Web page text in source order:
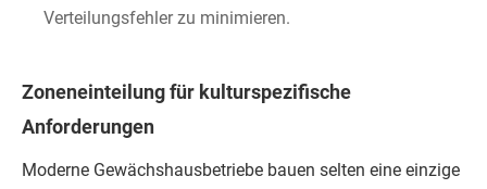
Verteilungsfehler zu minimieren.
Zoneneinteilung für kulturspezifische
Anforderungen
Moderne Gewächshausbetriebe bauen selten eine einzige